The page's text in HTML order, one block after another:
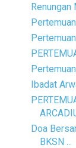
Ibadat
Doa
BKSN ...